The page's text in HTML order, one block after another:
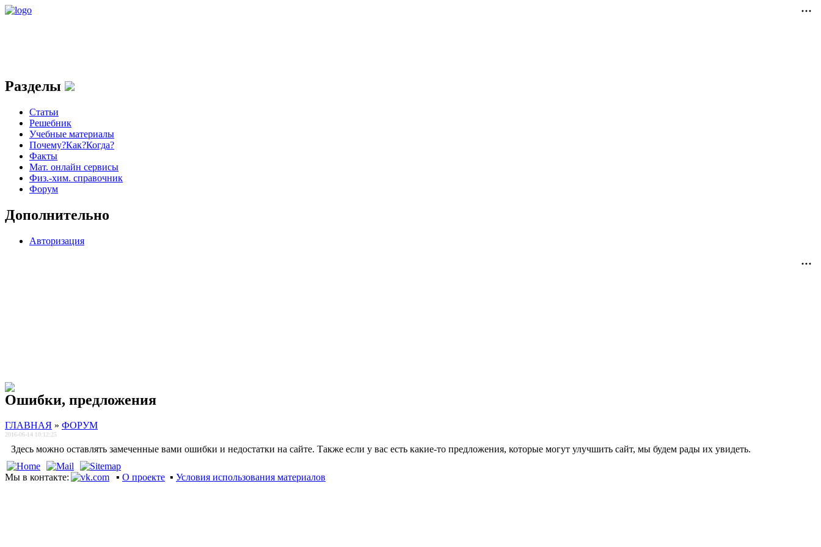
Разделы
Статьи
Решебник
Учебные материалы
Почему?Как?Когда?
Факты
Мат. онлайн сервисы
Физ.-хим. справочник
Форум
Дополнительно
Авторизация
Ошибки, предложения
ГЛАВНАЯ » ФОРУМ
2016-06-14 10:12:25
Здесь можно оставлять замеченные вами ошибки и недостатки на сайте. Также если у вас есть какие-то предложения, которые могут улучшить сайт, мы будем рады их увидеть.
Мы в контакте: ▪ О проекте ▪ Условия использования материалов